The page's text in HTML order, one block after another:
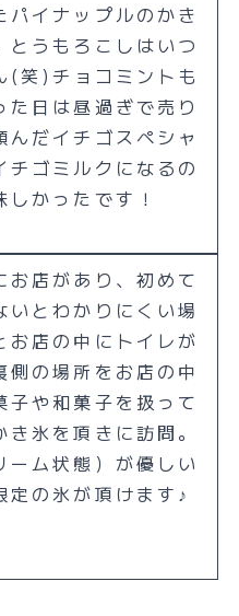
パイナップルのかき
うもろこしはいつ
(笑)チョコミントも
日は昼過ぎで売り
だイチゴスペシャ
ゴミルクになるの
かったです！
お店があり、初めて
とわかりにくい場
お店の中にトイレが
の場所をお店の中
子や和菓子を扱って
氷を頂きに訪問。
ム状態）が優しい
定の氷が頂けます♪